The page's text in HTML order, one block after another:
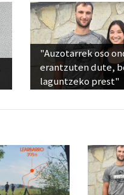
"Auzotarrek oso
erantzuten dute,
laguntzeko prest"